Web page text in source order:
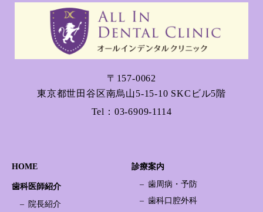
〒157-0062
東京都世田谷区南烏山5-15-10 SKCビル5階
Tel： 03-6909-1114
HOME
歯科医師紹介
院長紹介
診療案内
歯周病・予防
歯科口腔外科